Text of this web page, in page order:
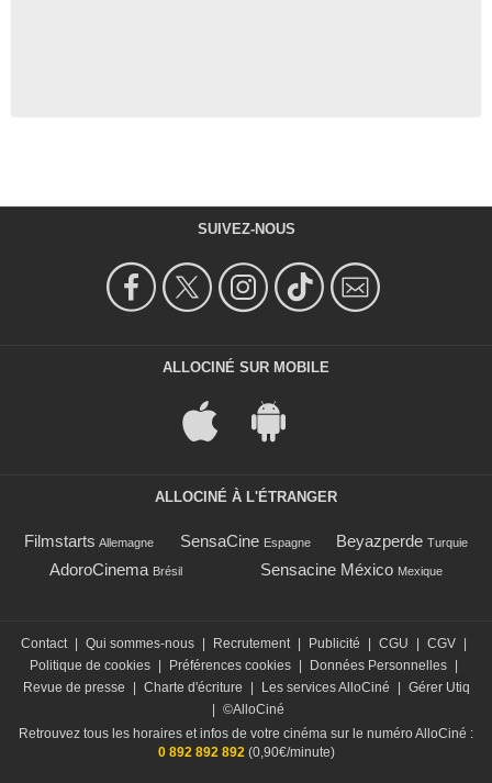
SUIVEZ-NOUS
ALLOCINÉ SUR MOBILE
ALLOCINÉ À L'ÉTRANGER
Filmstarts Allemagne SensaCine Espagne Beyazperde Turquie
AdoroCinema Brésil Sensacine México Mexique
Contact Qui sommes-nous Recrutement Publicité CGU CGV
Politique de cookies
Préférences cookies Données Personnelles
Revue de presse
Charte d'écriture Les services AlloCiné
Gérer Utiq
©AlloCiné
Retrouvez tous les horaires et infos de votre cinéma sur le numéro AlloCiné :
0 892 892 892(0,90€/minute)